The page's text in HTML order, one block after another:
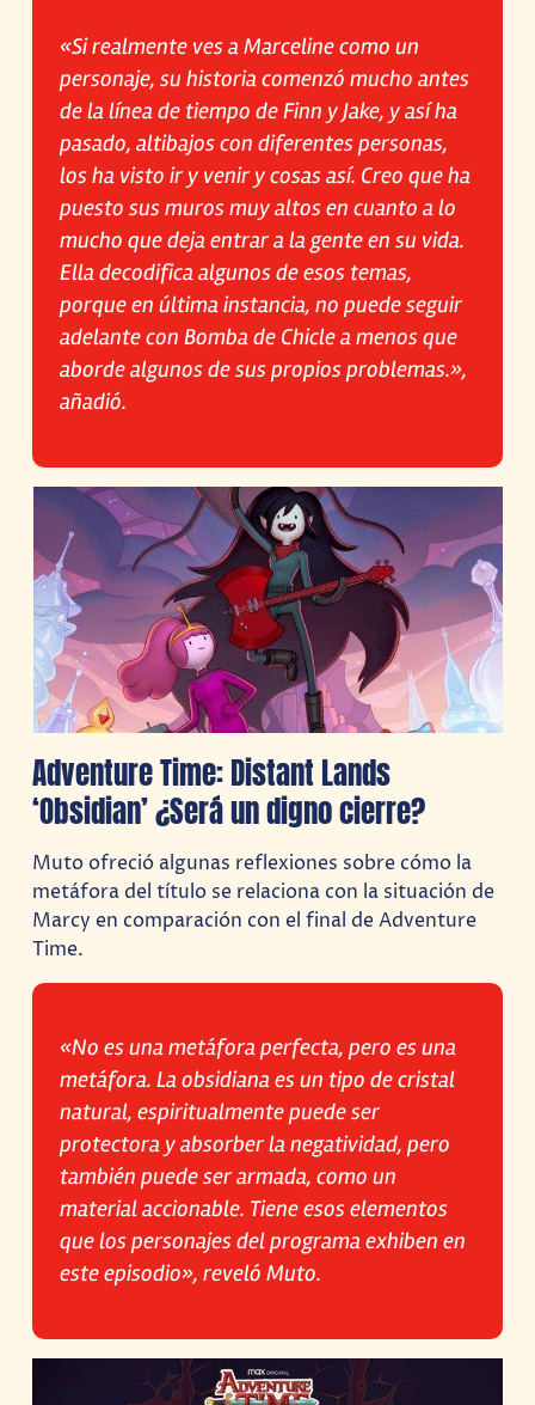
«Si realmente ves a Marceline como un
personaje, su historia comenzó mucho antes
de la línea de tiempo de Finn y Jake, y así ha
pasado, altibajos con diferentes personas,
los ha visto ir y venir y cosas así. Creo que ha
puesto sus muros muy altos en cuanto a lo
mucho que deja entrar a la gente en su vida.
Ella decodifica algunos de esos temas,
porque en última instancia, no puede seguir
adelante con Bomba de Chicle a menos que
aborde algunos de sus propios problemas.»,
añadió.
Adventure Time: Distant Lands
‘Obsidian’ ¿Será un digno cierre?
Muto ofreció algunas reflexiones sobre cómo la
metáfora del título se relaciona con la situación de
Marcy en comparación con el final de Adventure
Time.
«No es una metáfora perfecta, pero es una
metáfora. La obsidiana es un tipo de cristal
natural, espiritualmente puede ser
protectora y absorber la negatividad, pero
también puede ser armada, como un
material accionable. Tiene esos elementos
que los personajes del programa exhiben en
este episodio», reveló Muto.